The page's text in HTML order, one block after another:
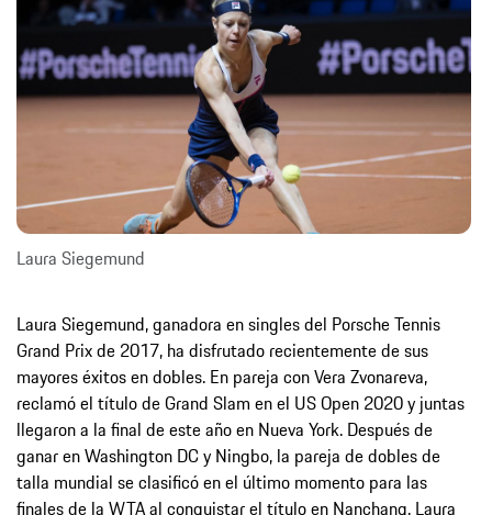
Laura Siegemund
Laura Siegemund, ganadora en singles del Porsche Tennis
Grand Prix de 2017, ha disfrutado recientemente de sus
mayores éxitos en dobles. En pareja con Vera Zvonareva,
reclamó el título de Grand Slam en el US Open 2020 y juntas
llegaron a la final de este año en Nueva York. Después de
ganar en Washington DC y Ningbo, la pareja de dobles de
talla mundial se clasificó en el último momento para las
finales de la WTA al conquistar el título en Nanchang. Laura